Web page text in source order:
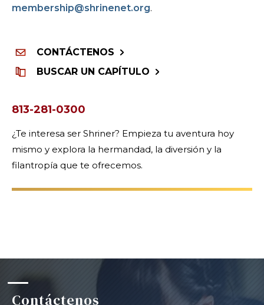
Tu impacto
Noticias y eventos
Centro de miembros
Contáctenos
membership@shrinenet.org.
CONTÁCTENOS
BUSCAR UN CAPÍTULO
813-281-0300
¿Te interesa ser Shriner? Empieza tu aventura hoy
mismo y explora la hermandad, la diversión y la
filantropía que te ofrecemos.
Contáctenos